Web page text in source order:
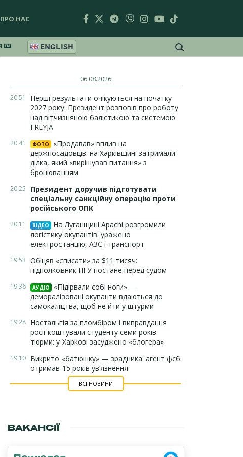
ПРО НАС
ENGLISH
06.08.2026
20:51
Перші результати очікуються на початку
2027 року: Президент розповів про роботу
над вітчизняною балістикою та системою
FREYJA
20:41 ФОТО
«Продавав» вплив на
держпосадовців: на Харківщині затримали
ділка, який «вирішував питання» з
бронюванням
20:25
Президент доручив підготувати
спеціальну санкційну операцію проти
російського ОПК
20:11 ВІДЕО
На Луганщині Apachi розгромили
логістику окупантів: уражено
електростанцію, АЗС і транспорт
19:53 Обіцяв «списати» за $11 тисяч:
підполковник НГУ постане перед судом
19:36 АУДІО
«Підірвали собі ноги» —
деморалізовані окупанти вдаються до
самокаліцтва, щоб не йти у штурми
19:28 Ностальгія за пломбіром і виправдання
росії коштували студенту семи років
тюрми: у Харкові засуджено «блогера»
19:10 Викрито «батюшку» — зрадника: агент фсб
отримав 15 років ув’язнення
ВСІ НОВИНИ
ВАКАНСІЇ